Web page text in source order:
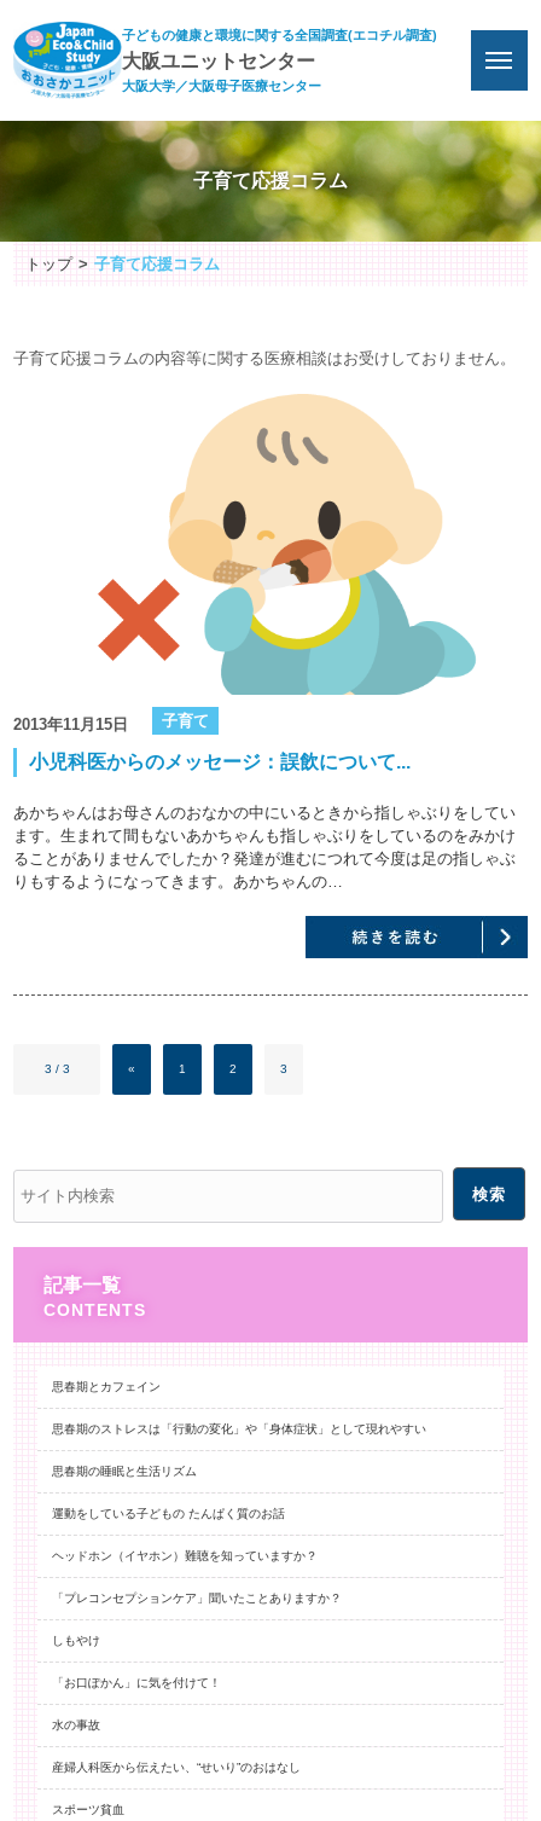
子どもの健康と環境に関する全国調査(エコチル調査)
大阪ユニットセンター
大阪大学／大阪母子医療センター
子育て応援コラム
トップ 子育て応援コラム
子育て応援コラムの内容等に関する医療相談はお受けしておりません。
2013年11月15日 子育て
小児科医からのメッセージ：誤飲について...
あかちゃんはお母さんのおなかの中にいるときから指しゃぶりをしてい
ます。生まれて間もないあかちゃんも指しゃぶりをしているのをみかけ
ることがありませんでしたか？発達が進むにつれて今度は足の指しゃぶ
りもするようになってきます。あかちゃんの…
3 / 3 « 1 2 3
記事一覧
思春期とカフェイン
思春期のストレスは「行動の変化」や「身体症状」として現れやすい
思春期の睡眠と生活リズム
運動をしている子どもの たんぱく質のお話
ヘッドホン（イヤホン）難聴を知っていますか？
「プレコンセプションケア」聞いたことありますか？
しもやけ
「お口ぽかん」に気を付けて！
水の事故
産婦人科医から伝えたい、“せいり”のおはなし
スポーツ貧血